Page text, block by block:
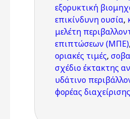
εξορυκτική
επικίνδυνη ουσία,
μελέτη
επιπτώσεων (ΜΠΕ),
οριακές τιμές,
σχέδιο έκτακτης
υδάτινο
φορέας διαχείρισης